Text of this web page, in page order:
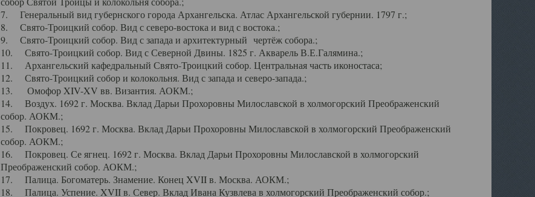
7. Генеральный вид губернского города Архангельска. Атлас Архангельской губернии. 1797 г.;
8. Свято-Троицкий собор. Вид с северо-востока и вид с востока.;
9. Свято-Троицкий собор. Вид с запада и архитектурный чертёж собора.;
10. Свято-Троицкий собор. Вид с Северной Двины. 1825 г. Акварель В.Е.Галямина.;
11. Архангельский кафедральный Свято-Троицкий собор. Центральная часть иконостаса;
12. Свято-Троицкий собор и колокольня. Вид с запада и северо-запада.;
13. Омофор XIV-XV вв. Византия. АОКМ.;
14. Воздух. 1692 г. Москва. Вклад Дарьи Прохоровны Милославской в холмогорский Преображенский
собор. АОКМ.;
15. Покровец. 1692 г. Москва. Вклад Дарьи Прохоровны Милославской в холмогорский Преображенский
собор. АОКМ.;
16. Покровец. Се ягнец. 1692 г. Москва. Вклад Дарьи Прохоровны Милославской в холмогорский
Преображенский собор. АОКМ.;
17. Палица. Богоматерь. Знамение. Конец XVII в. Москва. АОКМ.;
18. Палица. Успение. XVII в. Север. Вклад Ивана Кузвлева в холмогорский Преображенский собор.;